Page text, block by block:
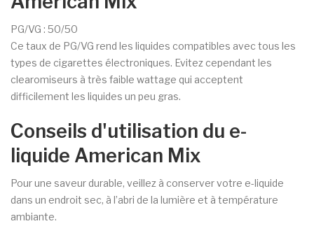
PG/VG : 50/50
Ce taux de PG/VG rend les liquides compatibles avec tous les
types de cigarettes électroniques. Evitez cependant les
clearomiseurs à très faible wattage qui acceptent
difficilement les liquides un peu gras.
Conseils d'utilisation du e-
liquide American Mix
Pour une saveur durable, veillez à conserver votre e-liquide
dans un endroit sec, à l’abri de la lumière et à température
ambiante.